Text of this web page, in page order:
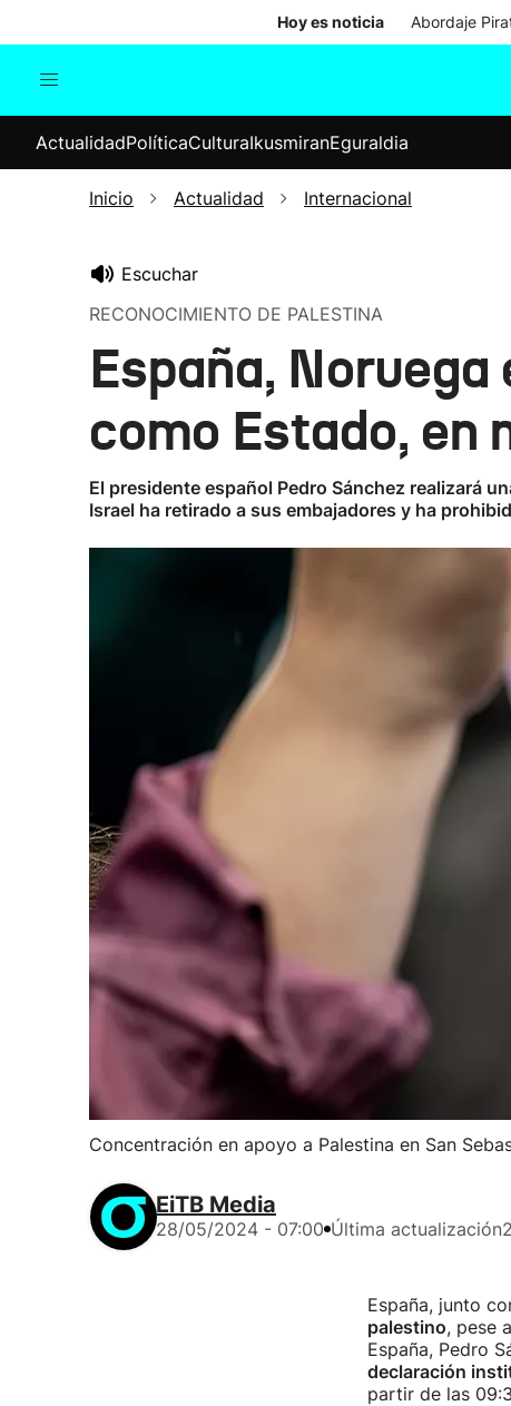
Hoy es noticia Abordaje
Internacional
Elecciones
ActualidadPolíticaCulturaIkusmiranEguraldia
Inicio Actualidad Internacional
Escuchar
RECONOCIMIENTO DE PALESTINA
España,
como Estado, en
El presidente español Pedro Sánchez realizará
Israel ha retirado a sus embajadores y ha
Concentración en apoyo a Palestina en San
EiTB Media
28/05/2024 - 07:00 Última actualización
España, junto
palestino, pese
España, Pedro
declaración
partir de las